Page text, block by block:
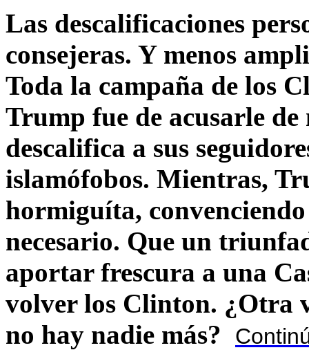
Las descalificaciones
consejeras. Y menos
Toda la campaña de los
Trump fue de acusarle
descalifica a sus
islamófobos. Mientras,
hormiguíta,
necesario. Que un
aportar frescura a una
volver los Clinton. ¿Otra
no hay nadie más?